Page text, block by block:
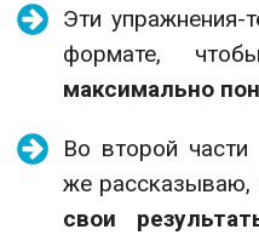
Эти упражнения-
формате,
максимально
Во второй
же рассказываю,
свои